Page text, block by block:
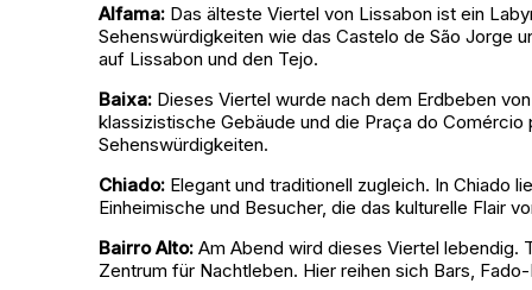
Alfama: Das älteste Viertel von Lissabon ist ein
Sehenswürdigkeiten wie das Castelo de São Jorge
auf Lissabon und den Tejo.
Baixa: Dieses Viertel wurde nach dem Erdbeben
klassizistische Gebäude und die Praça do
Sehenswürdigkeiten.
Chiado: Elegant und traditionell zugleich. In Chiado
Einheimische und Besucher, die das kulturelle Flair
Bairro Alto: Am Abend wird dieses Viertel lebendig.
Zentrum für Nachtleben. Hier reihen sich Bars,